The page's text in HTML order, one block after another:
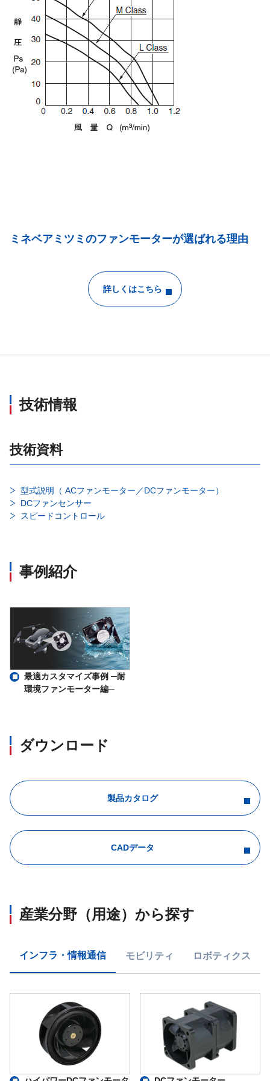
ミネベアミツミのファンモーターが選ばれる理由
詳しくはこちら
技術情報
技術資料
型式説明（ ACファンモーター／DCファンモーター）
DCファンセンサー
スピードコントロール
事例紹介
最適カスタマイズ事例 ─耐
環境ファンモーター編─
ダウンロード
製品カタログ
CADデータ
産業分野（用途）から探す
インフラ・情報通信 モビリティ ロボティクス